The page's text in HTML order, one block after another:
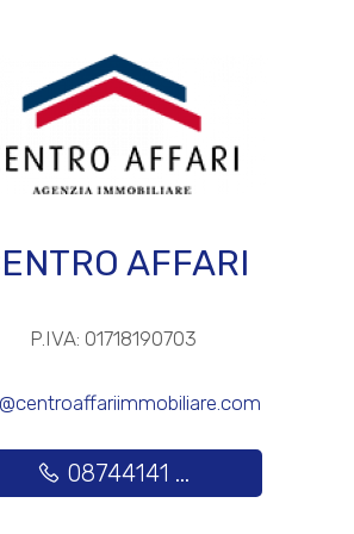
AFFARI
P.IVA: 01718190703
08744141 ...